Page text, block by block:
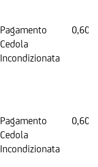
Pagamento
Cedola
Incondizionata
0,60
Pagamento
Cedola
Incondizionata
0,60